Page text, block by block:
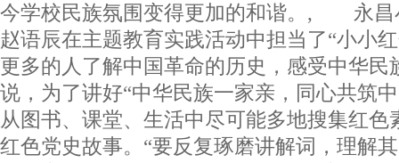
今学校民族氛围变得更加的和谐。, 永昌
赵语辰在主题教育实践活动中担当了“小小
更多的人了解中国革命的历史，感受中华民
说，为了讲好“中华民族一家亲，同心共筑
从图书、课堂、生活中尽可能多地搜集红色
红色党史故事。“要反复琢磨讲解词，理解